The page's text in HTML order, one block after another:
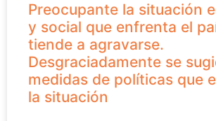
Preocupante la situación
y social que enfrenta el
tiende a agravarse.
Desgraciadamente se
medidas de políticas que
la situación